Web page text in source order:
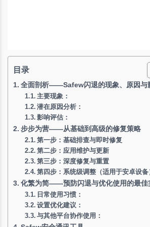
目录
全面剖析——Safew闪退的现象、原因与
主要现象：
潜在原因分析：
影响评估：
步步为营——从基础到高级的修复策略
第一步：基础排查与即时修复
第二步：应用维护与更新
第三步：深度修复与重置
第四步：系统级调整（适用于安卓设备
化繁为简——预防闪退与优化使用的最佳
日常使用习惯：
设置优化建议：
与其他平台协作使用：